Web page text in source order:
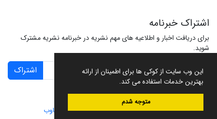
این وب سایت از کوکی ها برای اطمینان از ارائه
بهترین خدمات استفاده می کند.
متوجه شدم
اشتراک خبرنامه
برای دریافت اخبار و اطلاعیه های مهم نشریه در خبرنامه نشریه مشترک
شوید.
اشتراک
سامانه مدیریت نشریات علمی.طراحی و پیاده سازی از سیناوب